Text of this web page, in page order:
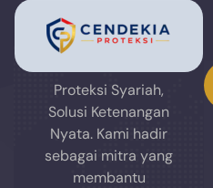
Proteksi Syariah,
Solusi Ketenangan
Nyata. Kami hadir
sebagai mitra yang
membantu